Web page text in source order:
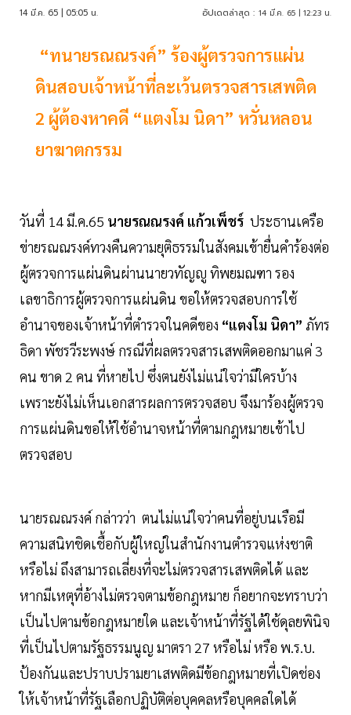
14 มี.ค. 65 | 05:05 น. อัปเดตล่าสุด : 14 มี.ค. 65 | 12:23 น.
“ทนายรณณรงค์” ร้องผู้ตรวจการแผ่น
ดินสอบเจ้าหน้าที่ละเว้นตรวจสารเสพติด
2 ผู้ต้องหาคดี “แตงโม นิดา” หวั่นหลอน
ยาฆาตกรรม
วันที่ 14 มี.ค.65 นายรณณรงค์ แก้วเพ็ชร์ ประธานเครือ
ข่ายรณณรงค์ทวงคืนความยุติธรรมในสังคมเข้ายื่นคำร้องต่อ
ผู้ตรวจการแผ่นดินผ่านนายวทัญญู ทิพยมณฑา รอง
เลขาธิการผู้ตรวจการแผ่นดิน ขอให้ตรวจสอบการใช้
อำนาจของเจ้าหน้าที่ตำรวจในคดีของ “แตงโม นิดา” ภัทร
ธิดา พัชรวีระพงษ์ กรณีที่ผลตรวจสารเสพติดออกมาแค่ 3
คน ขาด 2 คน ที่หายไป ซึ่งตนยังไม่แน่ใจว่ามีใครบ้าง
เพราะยังไม่เห็นเอกสารผลการตรวจสอบ จึงมาร้องผู้ตรวจ
การแผ่นดินขอให้ใช้อำนาจหน้าที่ตามกฎหมายเข้าไป
ตรวจสอบ
นายรณณรงค์ กล่าวว่า ตนไม่แน่ใจว่าคนที่อยู่บนเรือมี
ความสนิทชิดเชื้อกับผู้ใหญ่ในสำนักงานตำรวจแห่งชาติ
หรือไม่ ถึงสามารถเลี่ยงที่จะไม่ตรวจสารเสพติดได้ และ
หากมีเหตุที่อ้างไม่ตรวจตามข้อกฎหมาย ก็อยากจะทราบว่า
เป็นไปตามข้อกฎหมายใด และเจ้าหน้าที่รัฐได้ใช้ดุลยพินิจ
ที่เป็นไปตามรัฐธรรมนูญ มาตรา 27 หรือไม่ หรือ พ.ร.บ.
ป้องกันและปราบปรามยาเสพติดมีข้อกฎหมายที่เปิดช่อง
ให้เจ้าหน้าที่รัฐเลือกปฏิบัติต่อบุคคลหรือบุคคลใดได้